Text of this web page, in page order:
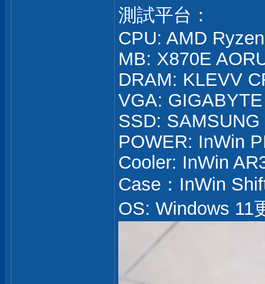
測試平台：
CPU: AMD
MB: X870E
DRAM: KLEVV
VGA:
SSD:
POWER: InWin
Cooler: InWin
Case：InWin
OS: Windows 11